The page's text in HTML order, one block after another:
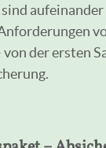
der ersten